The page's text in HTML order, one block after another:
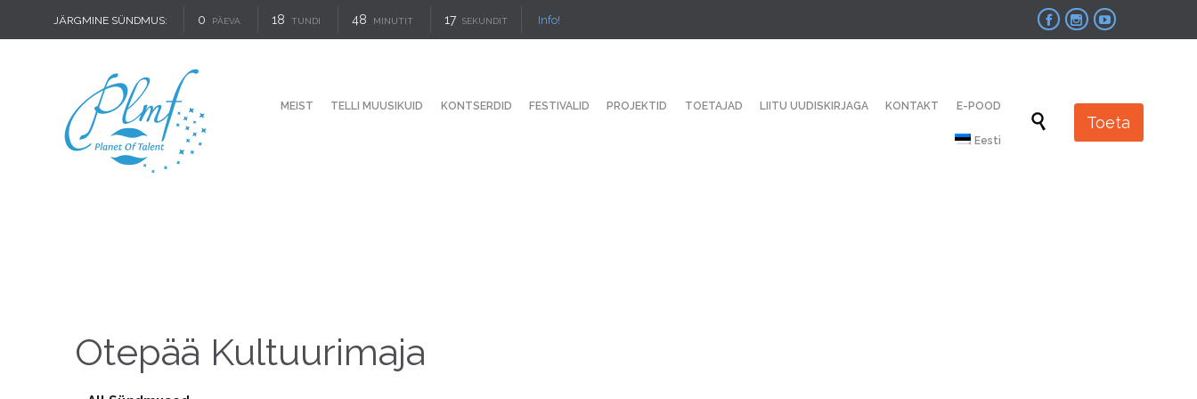
JÄRGMINE SÜNDMUS: 0 PÄEVA 18 TUNDI 48 MINUTIT 16 SEKUNDIT Info!   
content
MEIST TELLI MUUSIKUID KONTSERDID FESTIVALID PROJEKTID TOETAJAD LIITU UUDISKIRJAGA KONTAKT E-POOD
Eesti
 Toeta
Otepää Kultuurimaja